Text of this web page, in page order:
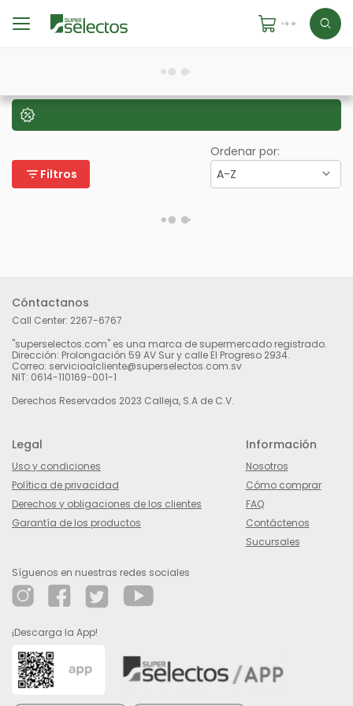
filter_list Filtros
Ordenar por:
A-Z
Cóntactanos
Call Center: 2267-6767
"superselectos.com" es una marca de supermercado registrado.
Dirección: Prolongación 59 AV Sur y calle El Progreso 2934.
Correo: servicioalcliente@superselectos.com.sv
NIT: 0614-110169-001-1
Derechos Reservados 2023 Calleja, S.A de C.V.
Legal
Uso y condiciones
Política de privacidad
Derechos y obligaciones de los clientes
Garantía de los productos
Información
Nosotros
Cómo comprar
FAQ
Contáctenos
Sucursales
Síguenos en nuestras redes sociales
¡Descarga la App!